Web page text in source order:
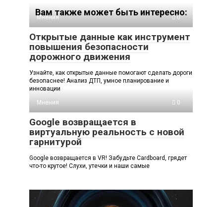
Вам также может быть интересно:
Мнения 0
Открытые данные как инструмент
повышения безопасности
дорожного движения
Узнайте, как открытые данные помогают сделать дороги
безопаснее! Анализ ДТП, умное планирование и
инновации
Мнения
0
Google возвращается в
виртуальную реальность с новой
гарнитурой
Google возвращается в VR! Забудьте Cardboard, грядет
что-то крутое! Слухи, утечки и наши самые